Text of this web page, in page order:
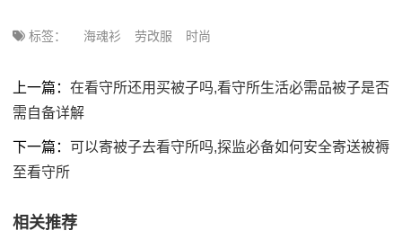
标签： 海魂衫 劳改服 时尚
上一篇： 在看守所还用买被子吗,看守所生活必需品被子是否
需自备详解
下一篇： 可以寄被子去看守所吗,探监必备如何安全寄送被褥
至看守所
相关推荐